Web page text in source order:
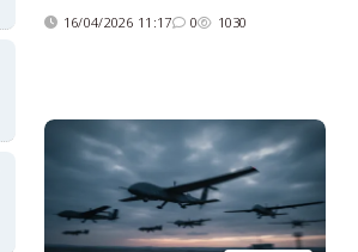
16/04/2026 11:17 0 1030